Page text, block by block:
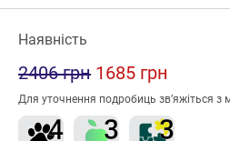
Наявність
2406 грн 1685 грн
Для уточнення подробиць зв’яжіться з